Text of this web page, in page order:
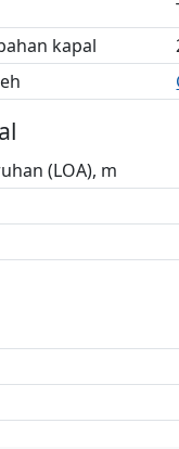
kapal
(LOA), m